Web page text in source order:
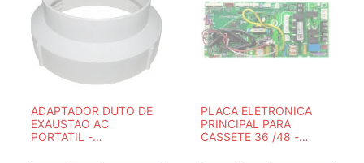
ADAPTADOR DUTO DE
EXAUSTAO AC
PORTATIL -
PLACA ELETRONICA
PRINCIPAL PARA
CASSETE 36 /48 -